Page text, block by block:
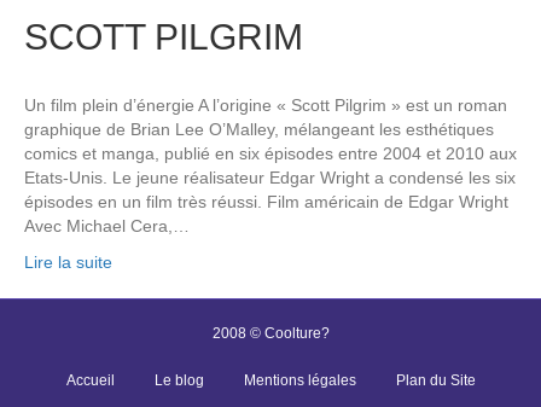
SCOTT PILGRIM
Un film plein d’énergie A l’origine « Scott Pilgrim » est un roman
graphique de Brian Lee O’Malley, mélangeant les esthétiques
comics et manga, publié en six épisodes entre 2004 et 2010 aux
Etats-Unis. Le jeune réalisateur Edgar Wright a condensé les six
épisodes en un film très réussi. Film américain de Edgar Wright
Avec Michael Cera,…
Lire la suite
2008 © Coolture?
Accueil Le blog Mentions légales Plan du Site